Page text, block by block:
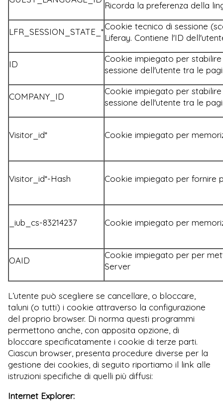
Ricorda la preferenza della
LFR_SESSION_STATE_*
Cookie tecnico di sessione
Liferay. Contiene l'ID
ID
Cookie impiegato per
sessione dell'utente tra le
COMPANY_ID
Cookie impiegato per
sessione dell'utente tra le
Visitor_id* Cookie impiegato per
Visitor_id*-Hash Cookie impiegato per fornire
_iub_cs-83214237 Cookie impiegato per
OAID
Cookie impiegato per per
Server
L’utente può scegliere se cancellare, o bloccare,
taluni (o tutti) i cookie attraverso la configurazione
del proprio browser. Di norma questi programmi
permettono anche, con apposita opzione, di
bloccare specificatamente i cookie di terze parti.
Ciascun browser, presenta procedure diverse per la
gestione dei cookies, di seguito riportiamo il link alle
istruzioni specifiche di quelli più diffusi:
Internet Explorer: